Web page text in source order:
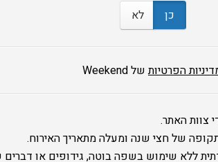
כן לא
הפרטיותשל Weekend
צוות האתר.
של חצי שנה ומעלה מתאריך האירוח.
ללא שימוש בשפה בוטה, גידופים או